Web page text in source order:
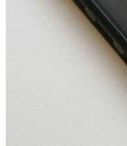
Волгоградские
заключены